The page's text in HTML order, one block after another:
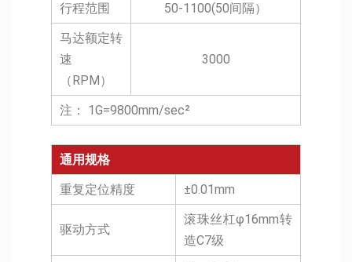
行程范围
50-1100(50间隔）
马达额定转
速
（RPM）
3000
注： 1G=9800mm/sec²
通用规格
重复定位精度
±0.01mm
驱动方式
滚珠丝杠φ16mm转
造C7级